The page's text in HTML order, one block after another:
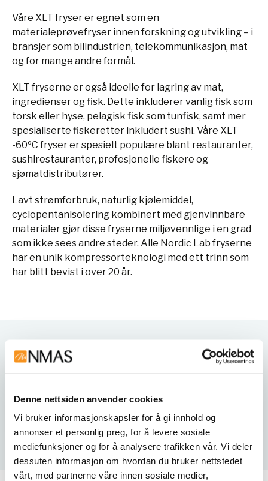
Denne nettsiden anvender cookies
Vi bruker informasjonskapsler for å gi innhold og
annonser et personlig preg, for å levere sosiale
mediefunksjoner og for å analysere trafikken vår. Vi deler
dessuten informasjon om hvordan du bruker nettstedet
vårt, med partnerne våre innen sosiale medier,
Våre XLT fryser er egnet som en
materialeprøvefryser innen forskning og utvikling – i
bransjer som bilindustrien, telekommunikasjon, mat
og for mange andre formål.
XLT fryserne er også ideelle for lagring av mat,
ingredienser og fisk. Dette inkluderer vanlig fisk som
torsk eller hyse, pelagisk fisk som tunfisk, samt mer
spesialiserte fiskeretter inkludert sushi. Våre XLT
-60ºC fryser er spesielt populære blant restauranter,
sushirestauranter, profesjonelle fiskere og
sjømatdistributører.
Lavt strømforbruk, naturlig kjølemiddel,
cyclopentanisolering kombinert med gjenvinnbare
materialer gjør disse fryserne miljøvennlige i en grad
som ikke sees andre steder. Alle Nordic Lab fryserne
har en unik kompressorteknologi med ett trinn som
har blitt bevist i over 20 år.
Varianter